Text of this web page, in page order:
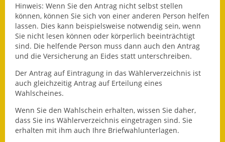
Sitzungsberichte 2020
Gemeindeverwaltung
Eröffnungsbilanz
Getrennte
Abwassergebühr
Hinweis: Wenn Sie den Antrag nicht selbst stellen
können, können Sie sich von einer anderen Person helfen
lassen. Dies kann beispielsweise notwendig sein, wenn
Sie nicht lesen können oder körperlich beeinträchtigt
sind. Die helfende Person muss dann auch den Antrag
und die Versicherung an Eides statt unterschreiben.
Der Antrag auf Eintragung in das Wählerverzeichnis ist
auch gleichzeitig Antrag auf Erteilung eines
Wahlscheines.
Wenn Sie den Wahlschein erhalten, wissen Sie daher,
dass Sie ins Wählerverzeichnis eingetragen sind. Sie
erhalten mit ihm auch Ihre Briefwahlunterlagen.